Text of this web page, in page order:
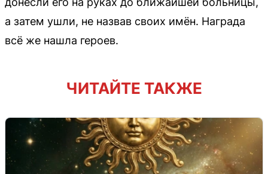
а затем ушли, не назвав своих имён. Награда
всё же нашла героев.
ЧИТАЙТЕ ТАКЖЕ